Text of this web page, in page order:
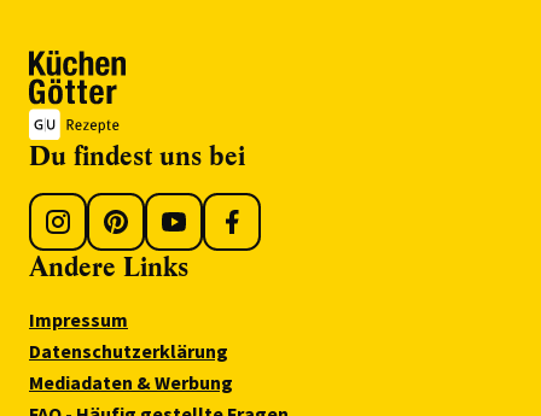
Du findest uns bei
Andere Links
Impressum
Datenschutzerklärung
Mediadaten & Werbung